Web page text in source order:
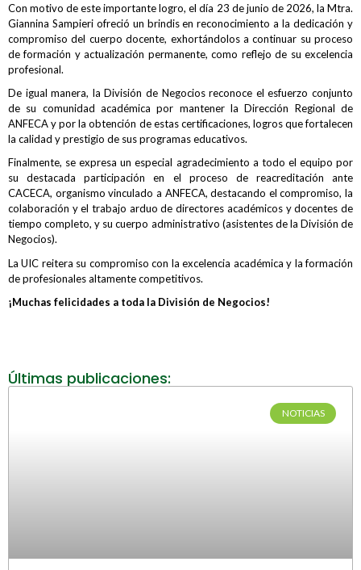
Con motivo de este importante logro, el día 23 de junio de 2026, la Mtra.
Giannina Sampieri ofreció un brindis en reconocimiento a la dedicación y
compromiso del cuerpo docente, exhortándolos a continuar su proceso
de formación y actualización permanente, como reflejo de su excelencia
profesional.
De igual manera, la División de Negocios reconoce el esfuerzo conjunto
de su comunidad académica por mantener la Dirección Regional de
ANFECA y por la obtención de estas certificaciones, logros que fortalecen
la calidad y prestigio de sus programas educativos.
Finalmente, se expresa un especial agradecimiento a todo el equipo por
su destacada participación en el proceso de reacreditación ante
CACECA, organismo vinculado a ANFECA, destacando el compromiso, la
colaboración y el trabajo arduo de directores académicos y docentes de
tiempo completo, y su cuerpo administrativo (asistentes de la División de
Negocios).
La UIC reitera su compromiso con la excelencia académica y la formación
de profesionales altamente competitivos.
¡Muchas felicidades a toda la División de Negocios!
Últimas publicaciones:
NOTICIAS